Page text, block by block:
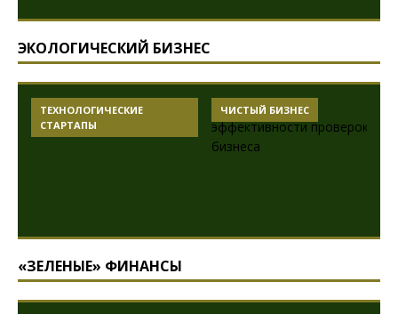
ЭКОЛОГИЧЕСКИЙ БИЗНЕС
ТЕХНОЛОГИЧЕСКИЕ
СТАРТАПЫ
ЧИСТЫЙ БИЗНЕС
«ЗЕЛЕНЫЕ» ФИНАНСЫ